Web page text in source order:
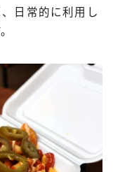
日常的に利用し